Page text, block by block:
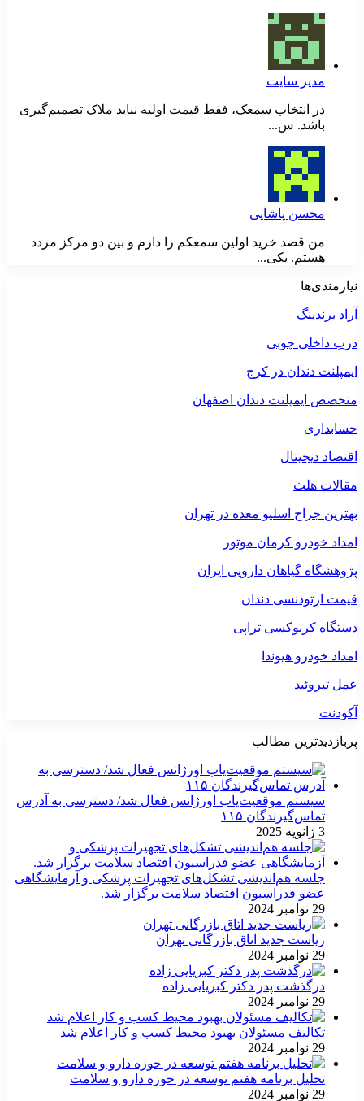
مدیر سایت
در انتخاب سمعک، فقط قیمت اولیه نباید ملاک تصمیم‌گیری
باشد. س...
محسن پاشایی
من قصد خرید اولین سمعکم را دارم و بین دو مرکز مردد
هستم. یکی...
نیازمندی‌ها
آراد برندینگ
درب داخلی چوبی
ایمپلنت دندان در کرج
متخصص ایمپلنت دندان اصفهان
حسابداری
اقتصاد دیجیتال
مقالات هلث
بهترین جراح اسلیو معده در تهران
امداد خودرو کرمان موتور
پژوهشگاه گیاهان دارویی ایران
قیمت ارتودنسی دندان
دستگاه کربوکسی تراپی
امداد خودرو هیوندا
عمل تیروئید
آکودنت
پربازدیدترین مطالب
سیستم موقعیت‌یاب اورژانس فعال شد/ دسترسی به آدرس
تماس‌گیرندگان ۱۱۵
3 ژانویه 2025
جلسه هم‌اندیشی تشکل‌های تجهیزات پزشکی و آزمایشگاهی
عضو فدراسیون اقتصاد سلامت برگزار شد.
29 نوامبر 2024
ریاست جدید اتاق بازرگانی تهران
29 نوامبر 2024
درگذشت پدر دکتر کبریایی زاده
29 نوامبر 2024
تکالیف مسئولان بهبود محیط کسب و کار اعلام شد
29 نوامبر 2024
تحلیل برنامه هفتم توسعه در حوزه دارو و سلامت
29 نوامبر 2024